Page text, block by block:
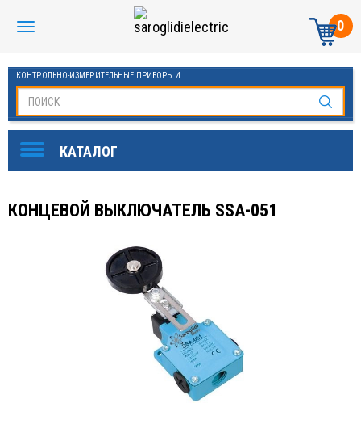
0
КОНТРОЛЬНО-ИЗМЕРИТЕЛЬНЫЕ ПРИБОРЫ И
КОНЦЕВОЙ ВЫКЛЮЧАТЕЛЬ SSA-051